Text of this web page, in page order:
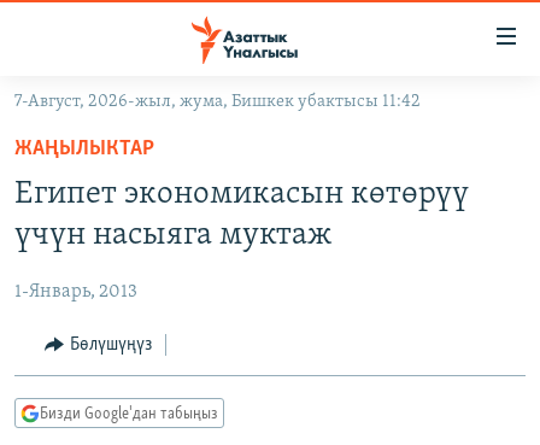
Навигацияга
өтүңүз
Издөөгө
салыңыз
ЭКОНОМИКА
МАДАНИЯТ
БОРБОР АЗИЯ
УКРАИНА
АТАЙЫН ИЛИКТӨӨ
ТВ ПРОГРАММАЛАР
ЭКСПЕРТТЕР ТАЛДАЙТ
ӨЗГӨЧӨ ПИКИР
7-Август, 2026-жыл, жума, Бишкек убактысы 11:42
ЖАҢЫЛЫКТАР
Египет экономикасын көтөрүү
үчүн насыяга муктаж
1-Январь, 2013
Бөлүшүңүз
Бизди Google'дан табыңыз